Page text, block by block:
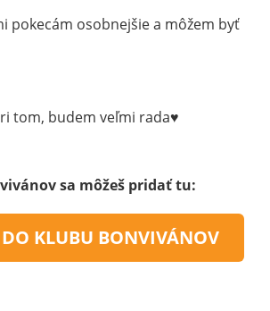
pokecám osobnejšie a môžem byť
tom, budem veľmi rada♥️
sa môžeš pridať tu:
KLUBU BONVIVÁNOV